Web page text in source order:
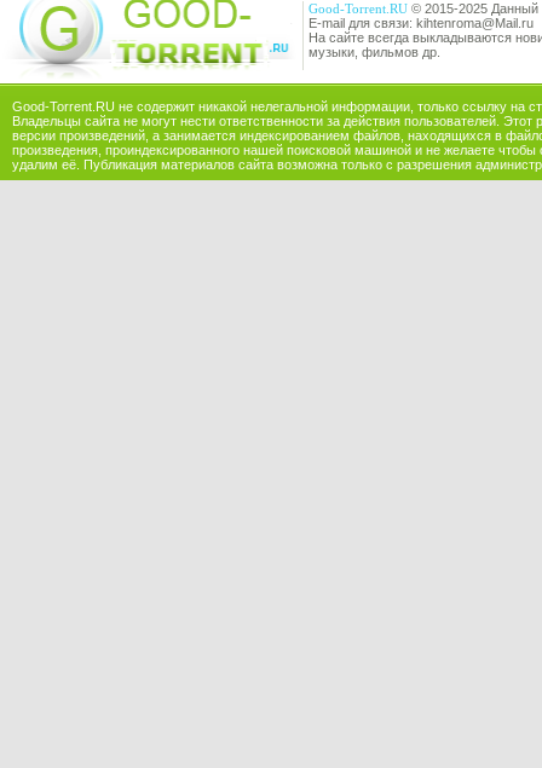
Good-Torrent.RU © 2015-2025 Данный
E-mail для связи: kihtenroma@Mail.ru
На сайте всегда выкладываются
музыки, фильмов др.
Good-Torrent.RU не содержит никакой нелегальной информации, только ссылку на
Владельцы сайта не могут нести ответственности за действия пользователей.
версии произведений, а занимается индексированием файлов, находящихся в
произведения, проиндексированного нашей поисковой машиной и не желаете
удалим её. Публикация материалов сайта возможна только с разрешения